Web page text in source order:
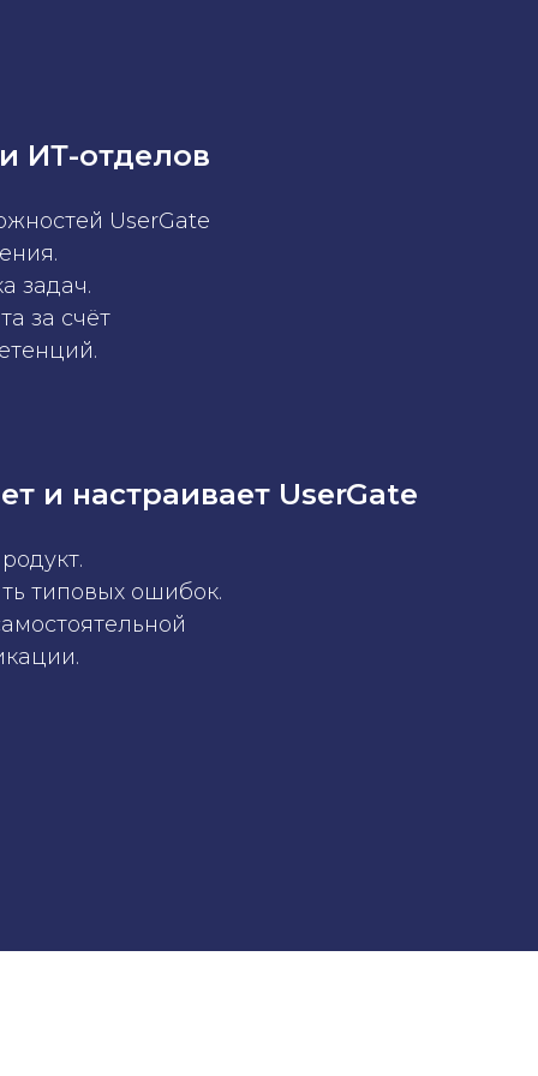
ИТ-отделов
UserGate
задач.
за счёт
и настраивает UserGate
типовых ошибок.